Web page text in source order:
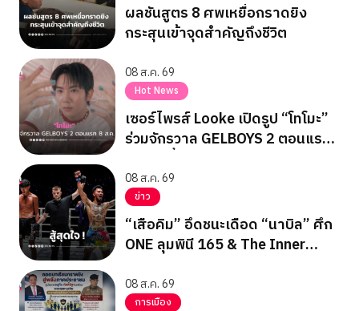
ผลชันสูตร 8 ศพเหยื่อกราดยิง
กระสุนเข้าจุดสำคัญถึงชีวิต
08 ส.ค. 69
Hot News
เซอร์ไพรส์ Looke เปิดรูป “โทโมะ”
ร่วมจักรวาล GELBOYS 2 ตอนแรก
08 ส.ค. 69
ข่าว
“เสือคิม” อึดชนะเดือด “นาบิล” ศึก
ONE ลุมพินี 165 & The Inner
08 ส.ค. 69
การเมือง